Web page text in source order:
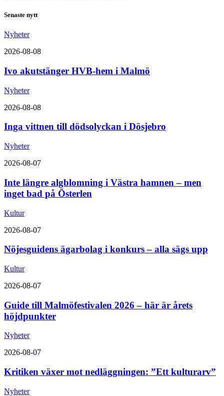
Senaste nytt
Nyheter
2026-08-08
Ivo akutstänger HVB-hem i Malmö
Nyheter
2026-08-08
Inga vittnen till dödsolyckan i Dösjebro
Nyheter
2026-08-07
Inte längre algblomning i Västra hamnen – men
inget bad på Österlen
Kultur
2026-08-07
Nöjesguidens ägarbolag i konkurs – alla sägs upp
Kultur
2026-08-07
Guide till Malmöfestivalen 2026 – här är årets
höjdpunkter
Nyheter
2026-08-07
Kritiken växer mot nedläggningen: ”Ett kulturarv”
Nyheter